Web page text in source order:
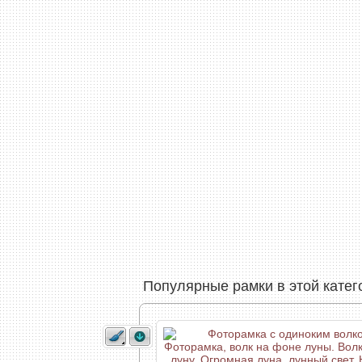
Популярные рамки в этой